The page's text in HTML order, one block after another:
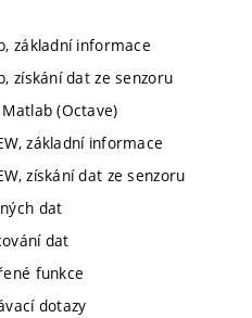
základní informace
získání dat ze senzoru
(Octave)
základní informace
získání dat ze senzoru
dat
dat
funkce
dotazy